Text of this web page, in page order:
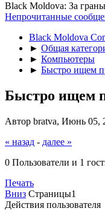
Black Moldova: За
Непрочитанные
Black Moldova
► Общая
► Компьютеры
► Быстро ищем
Быстро ищем
Автор bratva, Июнь 05,
« назад - далее »
0 Пользователи и 1
Печать
Вниз Страницы1
Действия пользователя